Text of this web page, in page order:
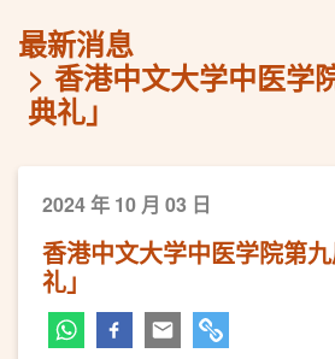
最新消息
香港中文大学中医学
典礼」
2024 年 10 月 03 日
香港中文大学中医学院第
礼」